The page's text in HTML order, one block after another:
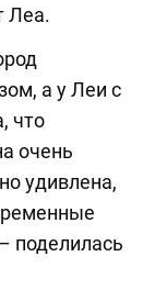
Леа.
а у Леи с
что
очень
удивлена,
поделилась